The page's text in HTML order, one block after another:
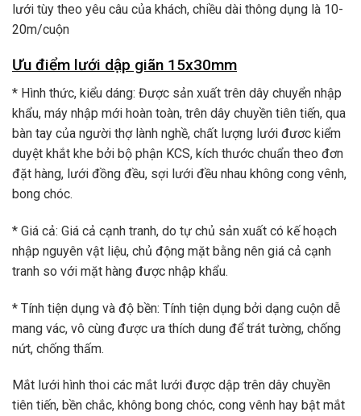
lưới tùy theo yêu câu của khách, chiều dài thông dụng là 10-
20m/cuộn
Ưu điểm lưới dập giãn 15x30mm
* Hình thức, kiểu dáng: Được sản xuất trên dây chuyển nhập
khẩu, máy nhập mới hoàn toàn, trên dây chuyền tiên tiến, qua
bàn tay của người thợ lành nghề, chất lượng lưới đươc kiểm
duyệt khắt khe bởi bộ phận KCS, kích thước chuẩn theo đơn
đặt hàng, lưới đồng đều, sợi lưới đều nhau không cong vênh,
bong chóc.
* Giá cả: Giá cả cạnh tranh, do tự chủ sản xuất có kế hoạch
nhập nguyên vật liệu, chủ động mặt bằng nên giá cả cạnh
tranh so với mặt hàng được nhập khẩu.
* Tính tiện dụng và độ bền: Tính tiện dụng bởi dạng cuộn dễ
mang vác, vô cùng được ưa thích dung để trát tường, chống
nứt, chống thấm.
Mắt lưới hình thoi các mắt lưới được dập trên dây chuyền
tiên tiến, bền chắc, không bong chóc, cong vênh hay bật mắt